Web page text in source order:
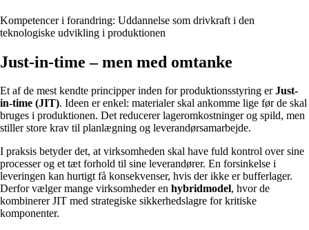
Kompetencer i forandring: Uddannelse som drivkraft i den
teknologiske udvikling i produktionen
Just-in-time – men med omtanke
Et af de mest kendte principper inden for produktionsstyring erJust-
in-time (JIT). Ideen er enkel: materialer skal ankomme lige før de skal
bruges i produktionen. Det reducerer lageromkostninger og spild, men
stiller store krav til planlægning og leverandørsamarbejde.
I praksis betyder det, at virksomheden skal have fuld kontrol over sine
processer og et tæt forhold til sine leverandører. En forsinkelse i
leveringen kan hurtigt få konsekvenser, hvis der ikke er bufferlager.
Derfor vælger mange virksomheder en hybridmodel, hvor de
kombinerer JIT med strategiske sikkerhedslagre for kritiske
komponenter.